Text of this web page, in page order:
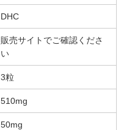
DHC
販売サイトでご確認くださ
い
3粒
510mg
50mg